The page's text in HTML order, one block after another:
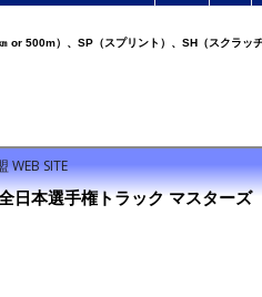
or 500m）、SP（スプリント）、SH（スクラッ
WEB SITE
日本選手権トラック マスターズ